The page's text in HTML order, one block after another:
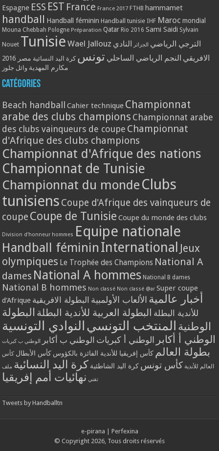
Espagne ESS EST France France 2017 FTHB hammamet
handball Handball féminin Handball tunisie IHF Maroc mondial
Mouna Chebbah Pologne Préparation Qatar Rio 2016 Sami Saidi Sylvain
Nouet Tunisie Wael Jallouz الترجي الرياضي الجزائر النادي
الافريقي النجم الرياضي الساحلي تونس كرة اليد النسائية مصر 2016
مكارم المهدية وائل جلوز
Catégories
Beach handball Cahier technique Championnat
arabe des clubs champions Championnat arabe
des clubs vainqueurs de coupe Championnat
d'Afrique des clubs champions
Championnat d'Afrique des nations
Championnat de Tunisie
Championnat du monde Clubs
tunisiens Coupe d'Afrique des vainqueurs de
coupe Coupe de Tunisie Coupe du monde des clubs
Division d'honneur hommes Equipe nationale
Handball féminin International Jeux
olympiques Le Trophée des Champions National A
dames National A hommes National B dames
National B hommes Non classé Non classé @ar Super coupe
d'Afrique
أخبار عالمية الألعاب الأولمبية البطولة الافريقية
للأندية البطلة البطولة العربية للأندية البطلة البطولة
الوطنية المنتخب التونسي النوادي التونسية
الوطني أ أكابر الوطني أ كبريات الوطني ب أكابر الوطني ب كبريات
بطولة العالم كأس إفريقيا للأندية الفائزة بالكؤوس كأس الأبطال كأس
العالم للأندية كأس تونس كرة اليد الشاطئية كرة اليد النسائية ملف
تقني نهائيات أمم إفريقيا
Tweets by Handballtn
e-pirana
Perfexina
© Copyright 2026, Tous droits réservés